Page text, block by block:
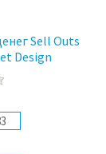
Sell Outs
Design